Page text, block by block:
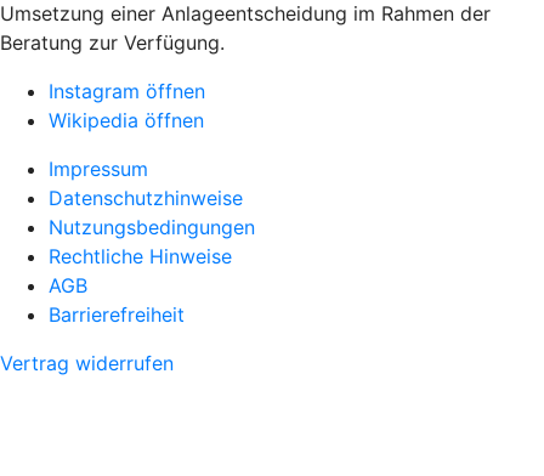
Umsetzung einer Anlageentscheidung im Rahmen der
Beratung zur Verfügung.
Instagram öffnen
Wikipedia öffnen
Impressum
Datenschutzhinweise
Nutzungsbedingungen
Rechtliche Hinweise
AGB
Barrierefreiheit
Vertrag widerrufen